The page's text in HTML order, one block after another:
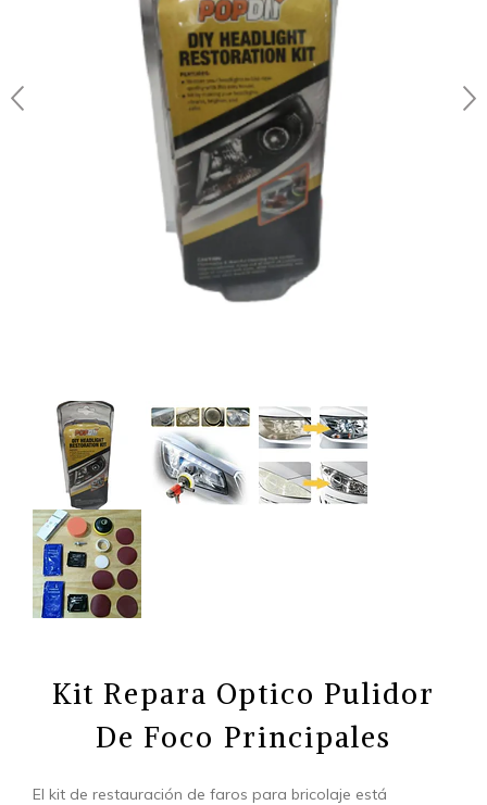
Kit Repara Optico Pulidor
De Foco Principales
El kit de restauración de faros para bricolaje está